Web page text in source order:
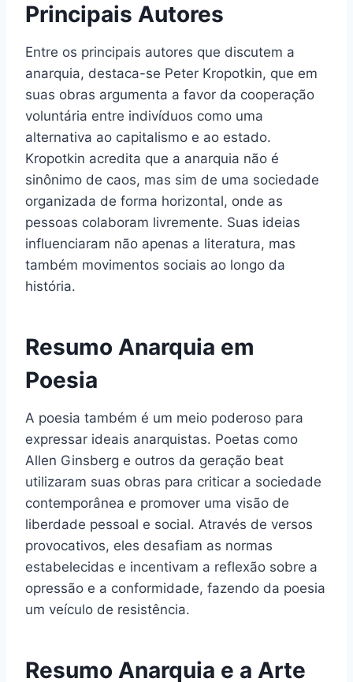
Principais Autores
Entre os principais autores que discutem a
anarquia, destaca-se Peter Kropotkin, que em
suas obras argumenta a favor da cooperação
voluntária entre indivíduos como uma
alternativa ao capitalismo e ao estado.
Kropotkin acredita que a anarquia não é
sinônimo de caos, mas sim de uma sociedade
organizada de forma horizontal, onde as
pessoas colaboram livremente. Suas ideias
influenciaram não apenas a literatura, mas
também movimentos sociais ao longo da
história.
Resumo Anarquia em
Poesia
A poesia também é um meio poderoso para
expressar ideais anarquistas. Poetas como
Allen Ginsberg e outros da geração beat
utilizaram suas obras para criticar a sociedade
contemporânea e promover uma visão de
liberdade pessoal e social. Através de versos
provocativos, eles desafiam as normas
estabelecidas e incentivam a reflexão sobre a
opressão e a conformidade, fazendo da poesia
um veículo de resistência.
Resumo Anarquia e a Arte